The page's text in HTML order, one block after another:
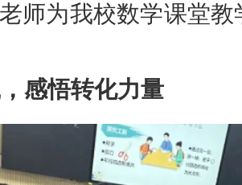
师为我校数学课堂
感悟转化力量